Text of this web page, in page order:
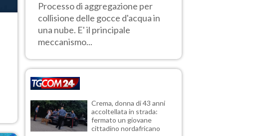
Processo di aggregazione per
collisione delle gocce d'acqua in
una nube. E' il principale
meccanismo...
Crema, donna di 43 anni
accoltellata in strada:
fermato un giovane
cittadino nordafricano